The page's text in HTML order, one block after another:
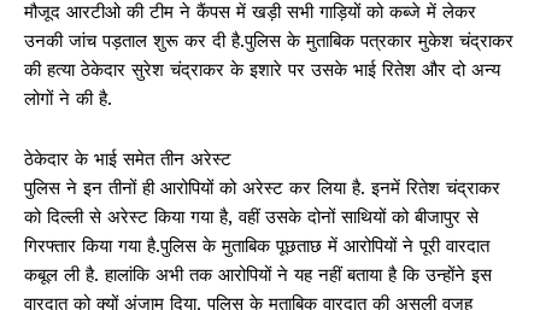
मौजूद आरटीओ की टीम ने कैंपस में खड़ी सभी गाड़ियों को कब्जे में लेकर
उनकी जांच पड़ताल शुरू कर दी है.पुलिस के मुताबिक पत्रकार मुकेश चंद्राकर
की हत्या ठेकेदार सुरेश चंद्राकर के इशारे पर उसके भाई रितेश और दो अन्य
लोगों ने की है.
ठेकेदार के भाई समेत तीन अरेस्ट
पुलिस ने इन तीनों ही आरोपियों को अरेस्ट कर लिया है. इनमें रितेश चंद्राकर
को दिल्ली से अरेस्ट किया गया है, वहीं उसके दोनों साथियों को बीजापुर से
गिरफ्तार किया गया है.पुलिस के मुताबिक पूछताछ में आरोपियों ने पूरी वारदात
कबूल ली है. हालांकि अभी तक आरोपियों ने यह नहीं बताया है कि उन्होंने इस
वारदात को क्यों अंजाम दिया. पुलिस के मुताबिक वारदात की असली वजह